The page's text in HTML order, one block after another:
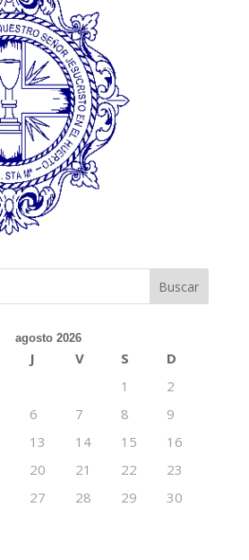
agosto 2026
J V S
D
1
2
6 7 8
9
13 14 15
16
20 21 22
23
27 28 29
30